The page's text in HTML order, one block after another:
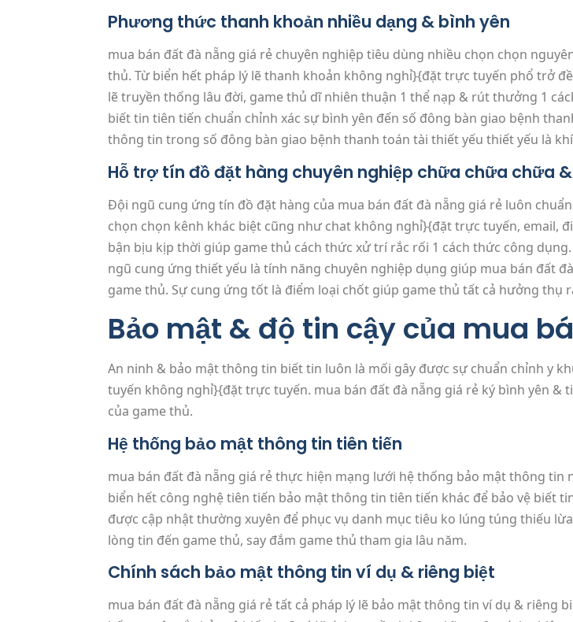
Phương thức thanh khoản nhiều dạng & bình yên
mua bán đất đà nẵng giá rẻ chuyên nghiệp tiêu dùng nhiều chọn chọn
thủ. Từ biển hết pháp lý lẽ thanh khoản không nghỉ}{đặt trực tuyến phổ trở
lẽ truyền thống lâu đời, game thủ dĩ nhiên thuận 1 thể nạp & rút thưởng 1
biết tin tiên tiến chuẩn chỉnh xác sự bình yên đến số đông bàn giao bệnh
thông tin trong số đông bàn giao bệnh thanh toán tài thiết yếu thiết yếu là
Hỗ trợ tín đồ đặt hàng chuyên nghiệp chữa chữa chữa
Đội ngũ cung ứng tín đồ đặt hàng của mua bán đất đà nẵng giá rẻ luôn
chọn chọn kênh khác biệt cũng như chat không nghỉ}{đặt trực tuyến, email,
bận bịu kịp thời giúp game thủ cách thức xử trí rắc rối 1 cách thức công
ngũ cung ứng thiết yếu là tính năng chuyên nghiệp dụng giúp mua bán đất
game thủ. Sự cung ứng tốt là điểm loại chốt giúp game thủ tất cả hưởng thụ
Bảo mật & độ tin cậy của mua
An ninh & bảo mật thông tin biết tin luôn là mối gây được sự chuẩn chỉnh y
tuyến không nghỉ}{đặt trực tuyến. mua bán đất đà nẵng giá rẻ ký bình yên &
của game thủ.
Hệ thống bảo mật thông tin tiên tiến
mua bán đất đà nẵng giá rẻ thực hiện mạng lưới hệ thống bảo mật thông tin
biển hết công nghệ tiên tiến bảo mật thông tin tiên tiến khác để bảo vệ biết
được cập nhật thường xuyên để phục vụ danh mục tiêu ko lúng túng thiếu
lòng tin đến game thủ, say đắm game thủ tham gia lâu năm.
Chính sách bảo mật thông tin ví dụ & riêng biệt
mua bán đất đà nẵng giá rẻ tất cả pháp lý lẽ bảo mật thông tin ví dụ & riêng